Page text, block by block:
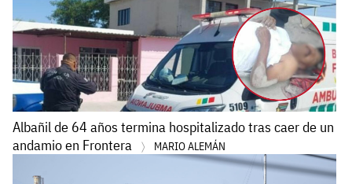
Albañil de 64 años termina hospitalizado tras caer de un
andamio en Frontera
MARIO ALEMÁN